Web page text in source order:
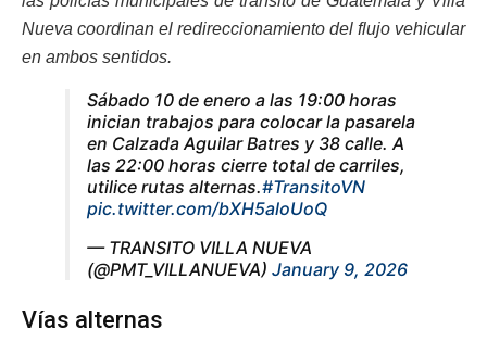
Nueva coordinan el redireccionamiento del flujo vehicular
en ambos sentidos.
Sábado 10 de enero a las 19:00 horas
inician trabajos para colocar la pasarela
en Calzada Aguilar Batres y 38 calle. A
las 22:00 horas cierre total de carriles,
utilice rutas alternas.#TransitoVN
pic.twitter.com/bXH5aloUoQ
— TRANSITO VILLA NUEVA
(@PMT_VILLANUEVA) January 9, 2026
Vías alternas